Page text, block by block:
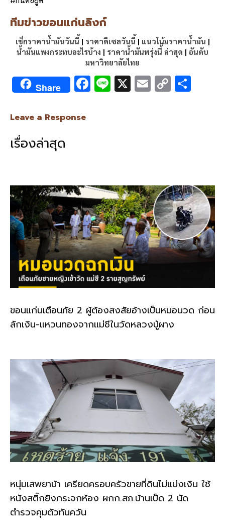
ทีมข่าวขอนแก่นลิงก์
เช็กราคาน้ำมันวันนี้ | ราคาดีเซลวันนี้ | แนวโน้มราคาน้ำมัน |
น้ำมันแพงกระทบอะไรบ้าง | ราคาน้ำมันพรุ่งนี้ ล่าสุด | อันดับ
มหาวิทยาลัยไทย
Share F
k
Li X E C
Leave a Response
เรื่องล่าสุด
ขอนแก่นเตือนภัย 2 ผู้ต้องสงสัยอ้างเป็นหมอนวด ก่อน
ลักเงิน-แหวนทองจากแม่ชีในวัดหลวงปู่ผาง
หนุ่มเสพยาบ้า เครียดครอบครัวขายที่ดินไม่แบ่งเงิน ใช้
หนังสติ๊กยิงกระจกห้อง ผกก.สภ.บ้านเป็ด 2 นัด
ตำรวจคุมตัวทันควัน